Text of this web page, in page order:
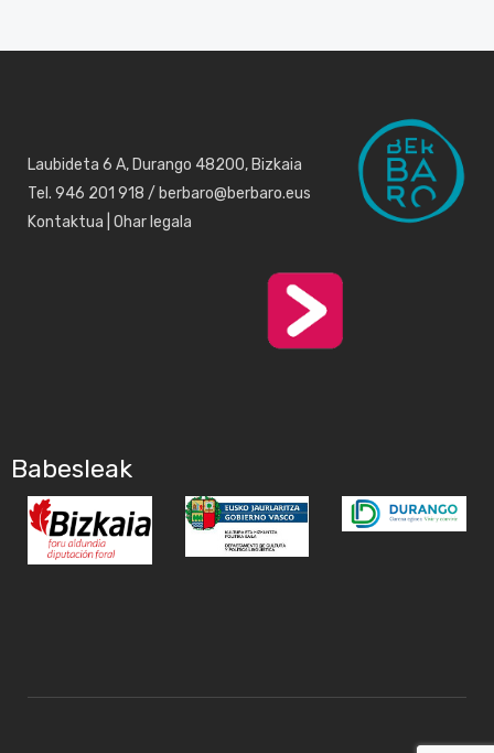
Laubideta 6 A, Durango 48200, Bizkaia
Tel. 946 201 918 / berbaro@berbaro.eus
Kontaktua Ohar legala
Babesleak